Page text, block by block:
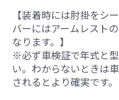
【装着時には肘掛をシ
バーにはアームレスト
なります。】
※必ず車検証で年式と
い。わからないときは
されるとより確実です。